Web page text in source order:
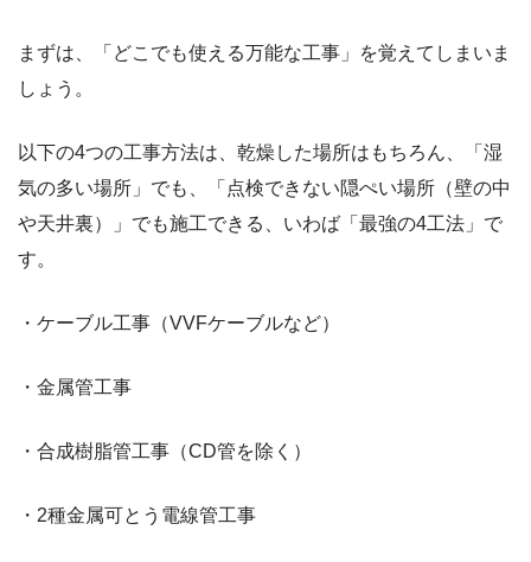
まずは、「どこでも使える万能な工事」を覚えてしまいま
しょう。
以下の4つの工事方法は、乾燥した場所はもちろん、「湿
気の多い場所」でも、「点検できない隠ぺい場所（壁の中
や天井裏）」でも施工できる、いわば「最強の4工法」で
す。
・ケーブル工事（VVFケーブルなど）
・金属管工事
・合成樹脂管工事（CD管を除く）
・2種金属可とう電線管工事